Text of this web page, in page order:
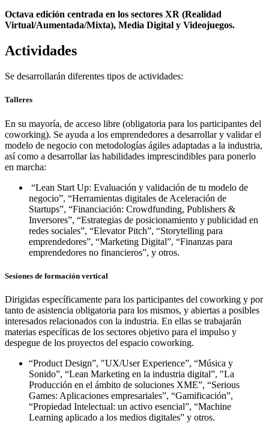
Octava edición centrada en los sectores XR (Realidad
Virtual/Aumentada/Mixta), Media Digital y Videojuegos.
Actividades
Se desarrollarán diferentes tipos de actividades:
Talleres
En su mayoría, de acceso libre (obligatoria para los participantes del
coworking). Se ayuda a los emprendedores a desarrollar y validar el
modelo de negocio con metodologías ágiles adaptadas a la industria,
así como a desarrollar las habilidades imprescindibles para ponerlo
en marcha:
“Lean Start Up: Evaluación y validación de tu modelo de
negocio”, “Herramientas digitales de Aceleración de
Startups”, “Financiación: Crowdfunding, Publishers &
Inversores”, “Estrategias de posicionamiento y publicidad en
redes sociales”, “Elevator Pitch”, “Storytelling para
emprendedores”, “Marketing Digital”, “Finanzas para
emprendedores no financieros”, y otros.
Sesiones de formación vertical
Dirigidas específicamente para los participantes del coworking y por
tanto de asistencia obligatoria para los mismos, y abiertas a posibles
interesados relacionados con la industria. En ellas se trabajarán
materias específicas de los sectores objetivo para el impulso y
despegue de los proyectos del espacio coworking.
“Product Design”, "UX/User Experience”, “Música y
Sonido”, “Lean Marketing en la industria digital”, "La
Producción en el ámbito de soluciones XME”, “Serious
Games: Aplicaciones empresariales”, “Gamificación”,
“Propiedad Intelectual: un activo esencial”, “Machine
Learning aplicado a los medios digitales” y otros.